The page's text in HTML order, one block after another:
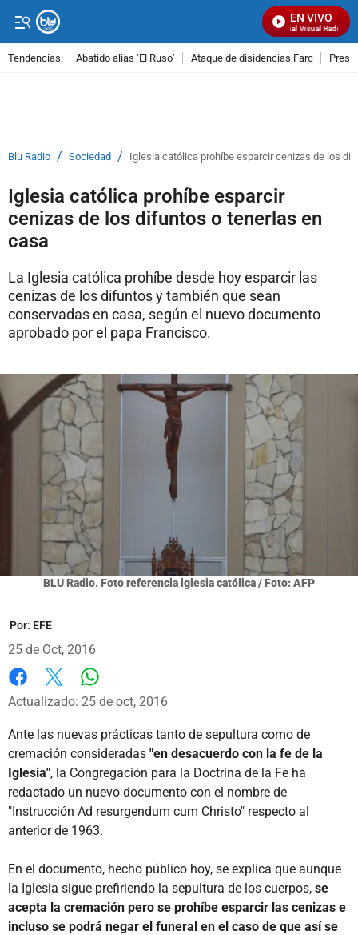
EN VIVO
Señal Visual Radio
Tendencias: Abatido alias ‘El Ruso’ Ataque de disidencias Farc
Blu Radio / Sociedad / Iglesia católica prohíbe esparcir cenizas de los
Iglesia católica prohíbe esparcir
cenizas de los difuntos o tenerlas en
casa
La Iglesia católica prohíbe desde hoy esparcir las
cenizas de los difuntos y también que sean
conservadas en casa, según el nuevo documento
aprobado por el papa Francisco.
BLU Radio. Foto referencia iglesia católica / Foto: AFP
Por: EFE
25 de Oct, 2016
Facebook
X
Actualizado: 25 de oct, 2016
Ante las nuevas prácticas tanto de sepultura como de
cremación consideradas "en desacuerdo con la fe de la
Iglesia", la Congregación para la Doctrina de la Fe ha
redactado un nuevo documento con el nombre de
"Instrucción Ad resurgendum cum Christo" respecto al
anterior de 1963.
En el documento, hecho público hoy, se explica que aunque
la Iglesia sigue prefiriendo la sepultura de los cuerpos, se
acepta la cremación pero se prohíbe esparcir las cenizas e
incluso se podrá negar el funeral en el caso de que así se